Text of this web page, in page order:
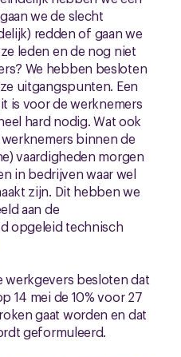
we de slecht
redden of gaan we
leden en de nog niet
We hebben besloten
uitgangspunten. Een
is voor de werknemers
hard nodig. Wat ook
binnen de
vaardigheden morgen
in bedrijven waar wel
zijn. Dit hebben we
aan de
opgeleid technisch
werkgevers besloten dat
14 mei de 10% voor 27
gaat worden en dat
geformuleerd.